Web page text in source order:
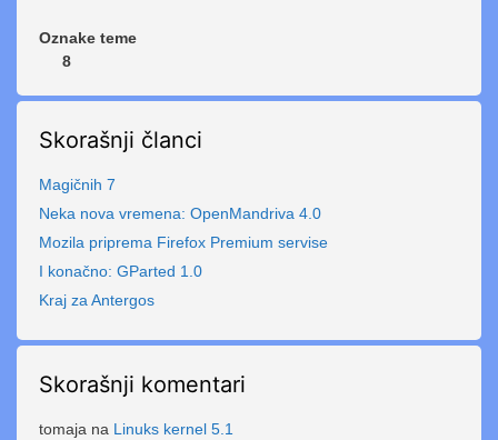
Oznake teme
8
Skorašnji članci
Magičnih 7
Neka nova vremena: OpenMandriva 4.0
Mozila priprema Firefox Premium servise
I konačno: GParted 1.0
Kraj za Antergos
Skorašnji komentari
tomaja na Linuks kernel 5.1